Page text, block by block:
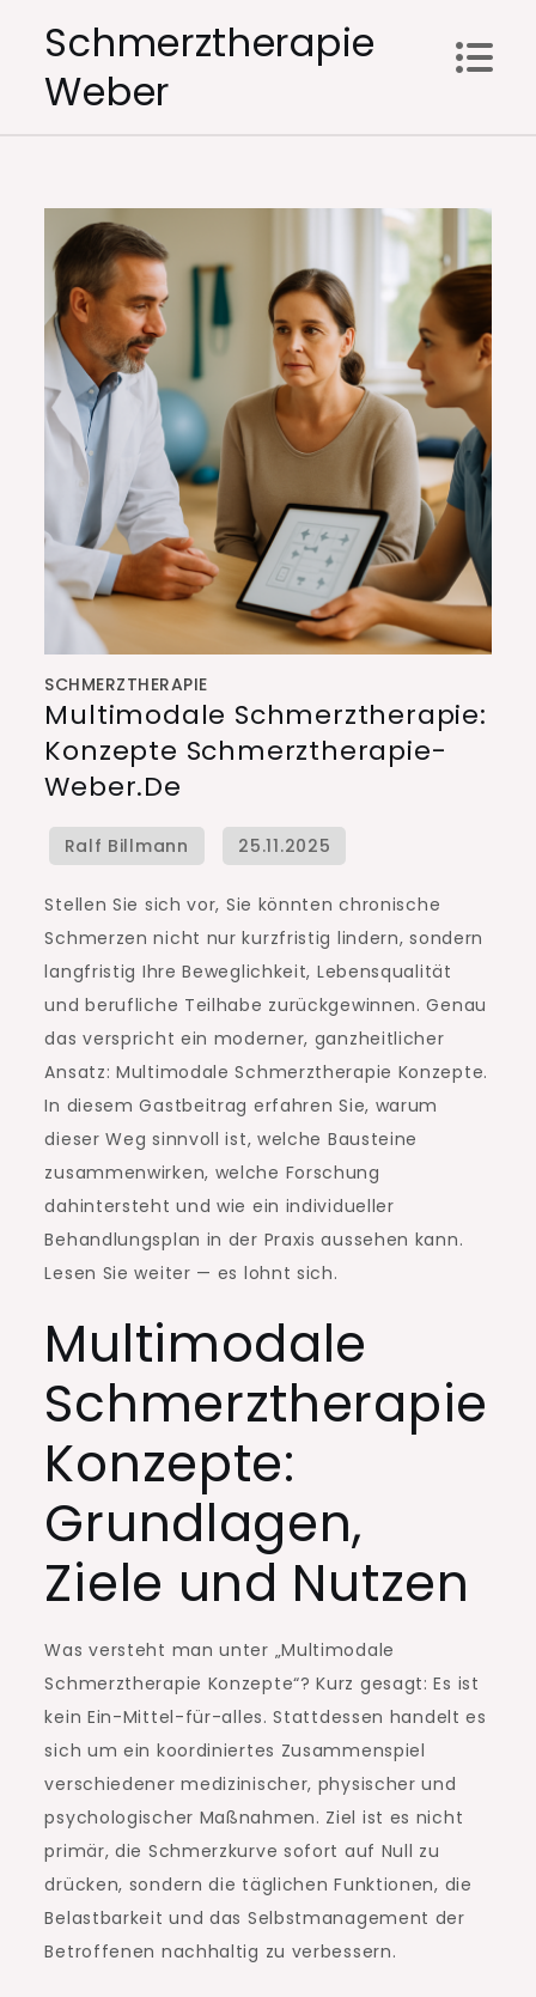
content
Schmerztherapie
Weber
SCHMERZTHERAPIE
Multimodale Schmerztherapie:
Konzepte Schmerztherapie-
Weber.de
Stellen Sie sich vor, Sie könnten chronische
Schmerzen nicht nur kurzfristig lindern, sondern
langfristig Ihre Beweglichkeit, Lebensqualität
und berufliche Teilhabe zurückgewinnen. Genau
das verspricht ein moderner, ganzheitlicher
Ansatz: Multimodale Schmerztherapie Konzepte.
In diesem Gastbeitrag erfahren Sie, warum
dieser Weg sinnvoll ist, welche Bausteine
zusammenwirken, welche Forschung
dahintersteht und wie ein individueller
Behandlungsplan in der Praxis aussehen kann.
Lesen Sie weiter — es lohnt sich.
Multimodale
Schmerztherapie
Konzepte:
Grundlagen,
Ziele und Nutzen
Was versteht man unter „Multimodale
Schmerztherapie Konzepte“? Kurz gesagt: Es ist
kein Ein-Mittel-für-alles. Stattdessen handelt es
sich um ein koordiniertes Zusammenspiel
verschiedener medizinischer, physischer und
psychologischer Maßnahmen. Ziel ist es nicht
primär, die Schmerzkurve sofort auf Null zu
drücken, sondern die täglichen Funktionen, die
Belastbarkeit und das Selbstmanagement der
Betroffenen nachhaltig zu verbessern.